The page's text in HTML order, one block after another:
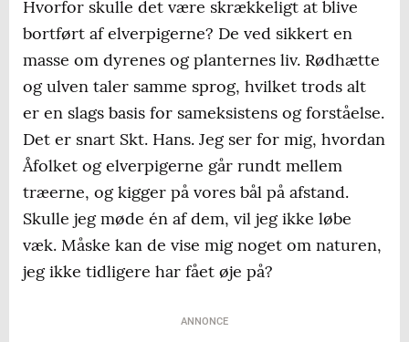
Hvorfor skulle det være skrækkeligt at blive
bortført af elverpigerne? De ved sikkert en
masse om dyrenes og planternes liv. Rødhætte
og ulven taler samme sprog, hvilket trods alt
er en slags basis for sameksistens og forståelse.
Det er snart Skt. Hans. Jeg ser for mig, hvordan
Åfolket og elverpigerne går rundt mellem
træerne, og kigger på vores bål på afstand.
Skulle jeg møde én af dem, vil jeg ikke løbe
væk. Måske kan de vise mig noget om naturen,
jeg ikke tidligere har fået øje på?
ANNONCE